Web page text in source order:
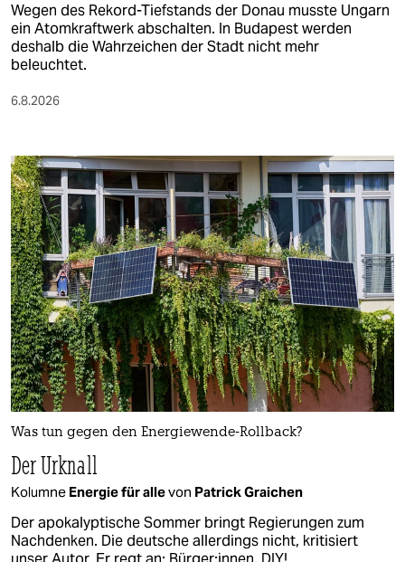
Wegen des Rekord-Tiefstands der Donau musste Ungarn
ein Atomkraftwerk abschalten. In Budapest werden
deshalb die Wahrzeichen der Stadt nicht mehr
beleuchtet.
6.8.2026
Was tun gegen den Energiewende-Rollback?
Der Urknall
Kolumne Energie für allevon Patrick Graichen
Der apokalyptische Sommer bringt Regierungen zum
Nachdenken. Die deutsche allerdings nicht, kritisiert